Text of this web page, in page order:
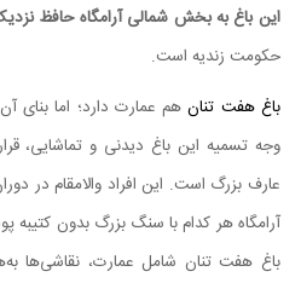
این باغ به بخش شمالی آرامگاه حافظ
حکومت زندیه است.
باغ هفت تنانهم عمارت دارد؛ اما بنای
وجه تسمیه این باغ دیدنی و تماشایی،
عارف بزرگ است. این افراد والامقام در
آرامگاه هر کدام با سنگ بزرگ بدون
باغ هفت تنان شامل عمارت، نقاشی‌ها